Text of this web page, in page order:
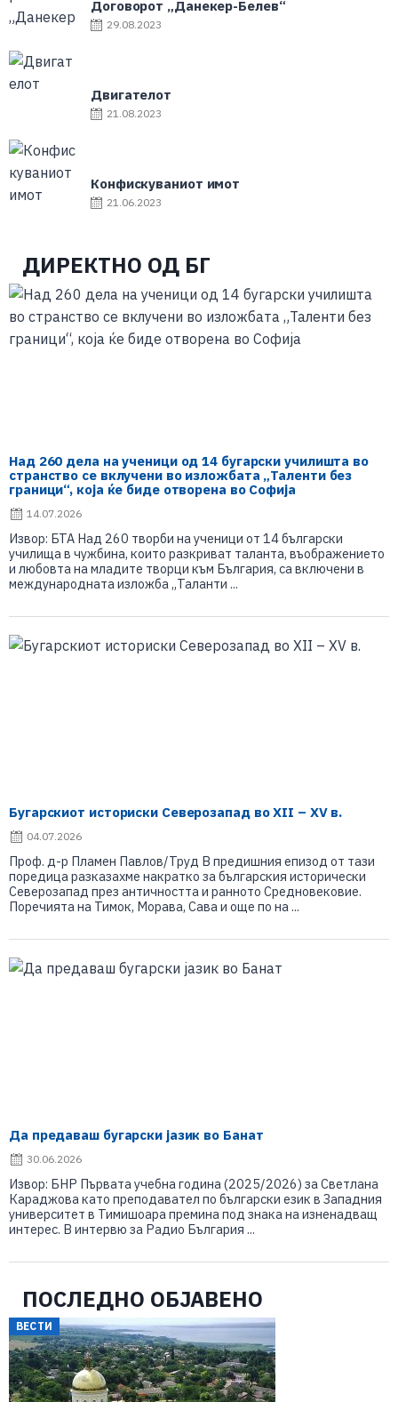
Договорот „Данекер-Белев“
29.08.2023
Двигателот
21.08.2023
Конфискуваниот имот
21.06.2023
ДИРЕКТНО ОД БГ
Над 260 дела на ученици од 14 бугарски училишта во
странство се вклучени во изложбата „Таленти без
граници“, која ќе биде отворена во Софија
14.07.2026
Извор: БТА Над 260 творби на ученици от 14 български
училища в чужбина, които разкриват таланта, въображението
и любовта на младите творци към България, са включени в
международната изложба „Таланти ...
Бугарскиот историски Северозапад во XII – XV в.
04.07.2026
Проф. д-р Пламен Павлов/Труд В предишния епизод от тази
поредица разказахме накратко за българския исторически
Северозапад през античността и ранното Средновековие.
Поречията на Тимок, Морава, Сава и още по на ...
Да предаваш бугарски јазик во Банат
30.06.2026
Извор: БНР Първата учебна година (2025/2026) за Светлана
Караджова като преподавател по български език в Западния
университет в Тимишоара премина под знака на изненадващ
интерес. В интервю за Радио България ...
ПОСЛЕДНО ОБЈАВЕНО
ВЕСТИ